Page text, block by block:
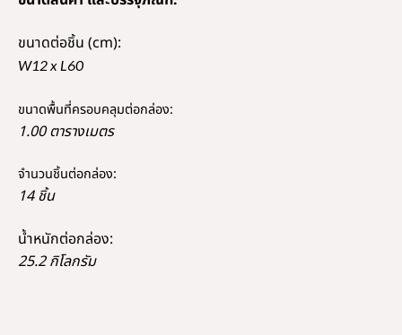
ขนาดต่อชิ้น (cm):
W12 x L60
ขนาดพื้นที่ครอบคลุมต่อกล่อง:
1.00 ตารางเมตร
จำนวนชิ้นต่อกล่อง:
14 ชิ้น
น้ำหนักต่อกล่อง:
25.2 กิโลกรัม